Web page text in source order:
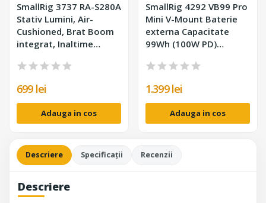
SmallRig 3737 RA-S280A
Stativ Lumini, Air-
Cushioned, Brat Boom
integrat, Inaltime
Otel si aluminiu
699 lei
Adauga in cos
SmallRig 4292 VB99 Pro
Mini V-Mount Baterie
externa Capacitate
99Wh (100W PD)
1.399 lei
Adauga in cos
Descriere Specificații Recenzii
Descriere